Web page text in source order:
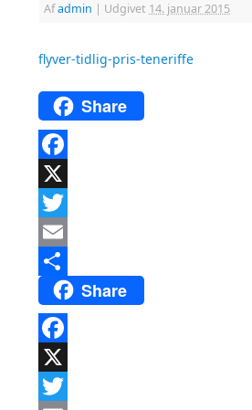
Afadmin | Udgivet 14. januar 2015
flyver-tidlig-pris-teneriffe
Share
Facebook
X
Twitter
Email
Del
Share
Facebook
X